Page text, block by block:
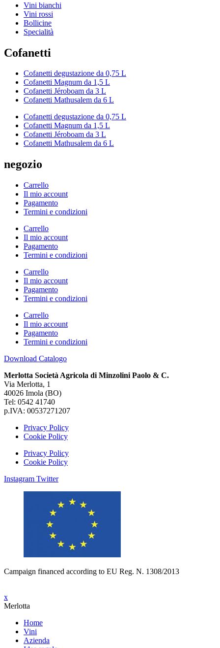
Vini bianchi
Vini rossi
Bollicine
Specialità
Cofanetti
Cofanetti degustazione da 0,75 L
Cofanetti Magnum da 1,5 L
Cofanetti Jéroboam da 3 L
Cofanetti Mathusalem da 6 L
Cofanetti degustazione da 0,75 L
Cofanetti Magnum da 1,5 L
Cofanetti Jéroboam da 3 L
Cofanetti Mathusalem da 6 L
negozio
Carrello
Il mio account
Pagamento
Termini e condizioni
Carrello
Il mio account
Pagamento
Termini e condizioni
Carrello
Il mio account
Pagamento
Termini e condizioni
Carrello
Il mio account
Pagamento
Termini e condizioni
Download Catalogo
Merlotta Società Agricola di Minzolini Paolo & C.
Via Merlotta, 1
40026 Imola (BO)
Tel: 0542 41740
p.IVA: 00537271207
Privacy Policy
Cookie Policy
Privacy Policy
Cookie Policy
Instagram Twitter
Campaign financed according to EU Reg. N. 1308/2013
x
Merlotta
Home
Vini
Azienda